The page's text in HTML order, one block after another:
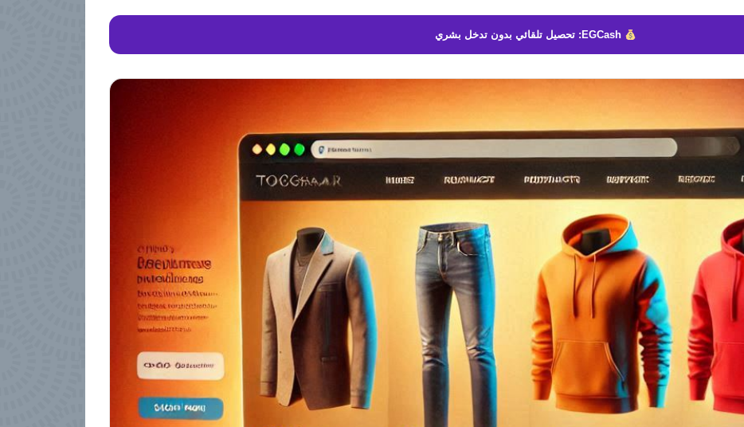
EGCash: تحصيل تلقائي بدون تدخل بشري